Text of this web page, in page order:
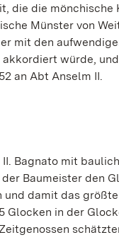
die die
Münster von
mit den
würde,
an Abt Anselm II.
Bagnato mit
Baumeister den
und damit das
Glocken in der